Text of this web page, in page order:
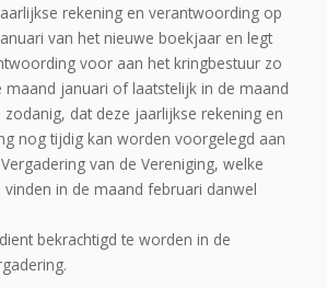
rekening en verantwoording op
van het nieuwe boekjaar en legt
voor aan het kringbestuur zo
maand januari of laatstelijk in de maand
dat deze jaarlijkse rekening en
nog tijdig kan worden voorgelegd aan
van de Vereniging, welke
vinden in de maand februari danwel
bekrachtigd te worden in de